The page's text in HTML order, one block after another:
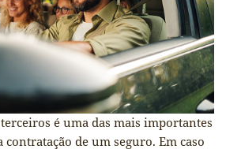
é uma das mais importantes
de um seguro. Em caso